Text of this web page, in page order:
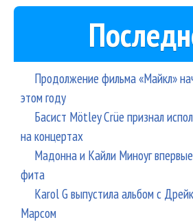
Продолжение фильма «Майкл»
этом году
Басист Mötley Crüe признал
на концертах
Мадонна и Кайли Миноуг
фита
Karol G выпустила альбом с
Марсом